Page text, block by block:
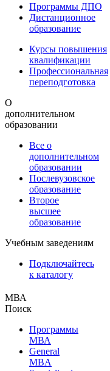
Программы ДПО
Дистанционное
образование
Курсы повышения
квалификации
Профессиональная
переподготовка
О
дополнительном
образовании
Все о
дополнительном
образовании
Послевузовское
образование
Второе
высшее
образование
Учебным заведениям
Подключайтесь
к каталогу
МВА
Поиск
Программы
МВА
General
MBA